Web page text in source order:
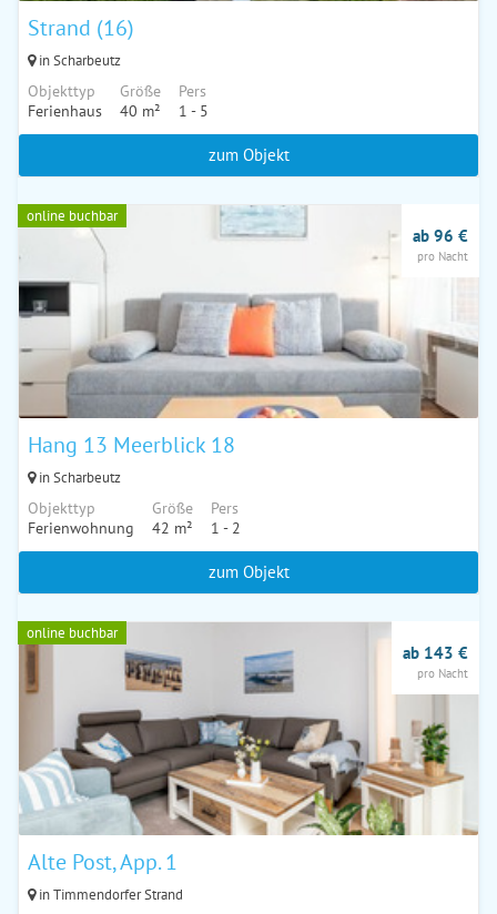
Strand (16)
in Scharbeutz
Objekttyp
Ferienhaus
Größe
40 m²
Pers
1 - 5
zum Objekt
online buchbar
Hang 13 Meerblick 18
in Scharbeutz
Objekttyp
Ferienwohnung
Größe
42 m²
Pers
1 - 2
ab 96 €
pro Nacht
zum Objekt
online buchbar
Alte Post, App. 1
in Timmendorfer Strand
ab 143 €
pro Nacht